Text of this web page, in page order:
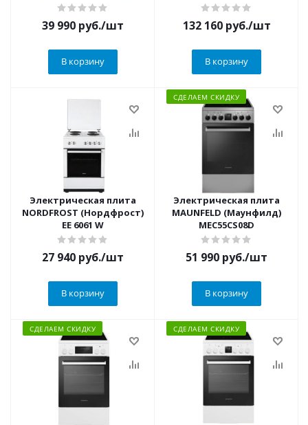
39 990 руб./шт
В корзину
132 160руб./шт
В корзину
Электрическая плита
NORDFROST (Нордфрост)
EE 6061 W
27 940 руб./шт
В корзину
СДЕЛАЕМ СКИДКУ
Электрическая плита
MAUNFELD (Маунфилд)
MEC55CS08D
51 990 руб./шт
В корзину
СДЕЛАЕМ СКИДКУ СДЕЛАЕМ СКИДКУ